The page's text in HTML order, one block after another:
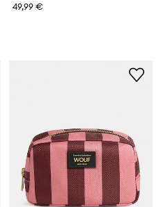
49,99 €